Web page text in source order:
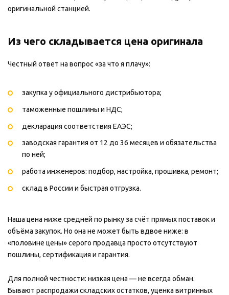
оригинальной станцией.
Из чего складывается цена оригинала
Честный ответ на вопрос «за что я плачу»:
закупка у официального дистрибьютора;
таможенные пошлины и НДС;
декларация соответствия ЕАЭС;
заводская гарантия от 12 до 36 месяцев и обязательства
по ней;
работа инженеров: подбор, настройка, прошивка, ремонт;
склад в России и быстрая отгрузка.
Наша цена ниже средней по рынку за счёт прямых поставок и
объёма закупок. Но она не может быть вдвое ниже: в
«половине цены» серого продавца просто отсутствуют
пошлины, сертификация и гарантия.
Для полной честности: низкая цена — не всегда обман.
Бывают распродажи складских остатков, уценка витринных